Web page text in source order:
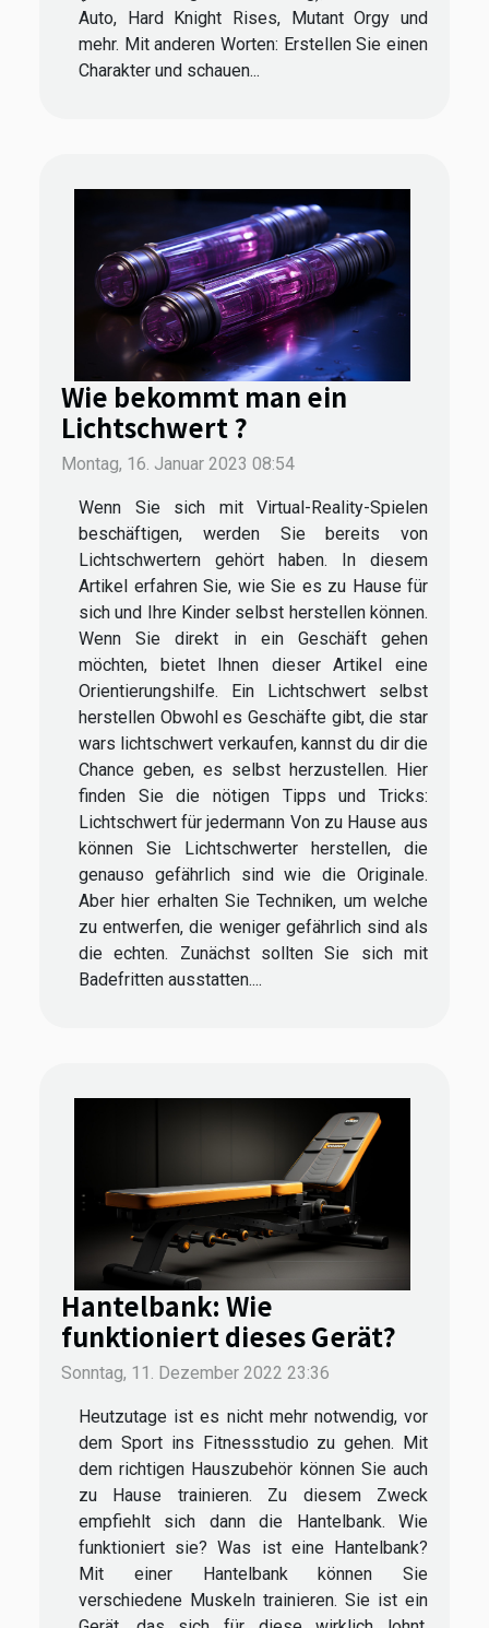
Auto, Hard Knight Rises, Mutant Orgy und
mehr. Mit anderen Worten: Erstellen Sie einen
Charakter und schauen...
Wie bekommt man ein
Lichtschwert ?
Montag, 16. Januar 2023 08:54
Wenn Sie sich mit Virtual-Reality-Spielen
beschäftigen, werden Sie bereits von
Lichtschwertern gehört haben. In diesem
Artikel erfahren Sie, wie Sie es zu Hause für
sich und Ihre Kinder selbst herstellen können.
Wenn Sie direkt in ein Geschäft gehen
möchten, bietet Ihnen dieser Artikel eine
Orientierungshilfe. Ein Lichtschwert selbst
herstellen Obwohl es Geschäfte gibt, die star
wars lichtschwert verkaufen, kannst du dir die
Chance geben, es selbst herzustellen. Hier
finden Sie die nötigen Tipps und Tricks:
Lichtschwert für jedermann Von zu Hause aus
können Sie Lichtschwerter herstellen, die
genauso gefährlich sind wie die Originale.
Aber hier erhalten Sie Techniken, um welche
zu entwerfen, die weniger gefährlich sind als
die echten. Zunächst sollten Sie sich mit
Badefritten ausstatten....
Hantelbank: Wie
funktioniert dieses Gerät?
Sonntag, 11. Dezember 2022 23:36
Heutzutage ist es nicht mehr notwendig, vor
dem Sport ins Fitnessstudio zu gehen. Mit
dem richtigen Hauszubehör können Sie auch
zu Hause trainieren. Zu diesem Zweck
empfiehlt sich dann die Hantelbank. Wie
funktioniert sie? Was ist eine Hantelbank?
Mit einer Hantelbank können Sie
verschiedene Muskeln trainieren. Sie ist ein